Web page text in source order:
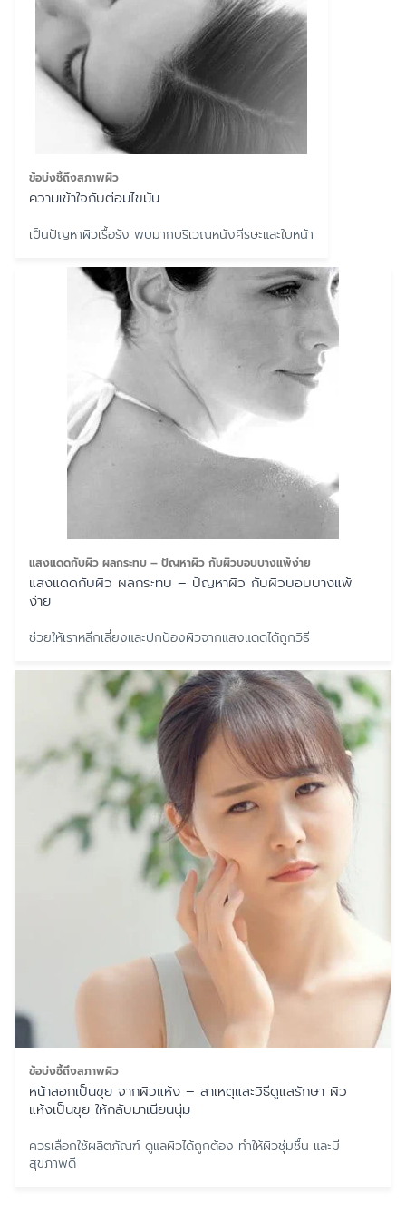
ข้อบ่งชี้ถึงสภาพผิว
ความเข้าใจกับต่อมไขมัน
เป็นปัญหาผิวเรื้อรัง พบมากบริเวณหนังศีรษะและใบหน้า
แสงแดดกับผิว ผลกระทบ – ปัญหาผิว กับผิวบอบบางแพ้ง่าย
แสงแดดกับผิว ผลกระทบ – ปัญหาผิว กับผิวบอบบางแพ้
ง่าย
ช่วยให้เราหลีกเลี่ยงและปกป้องผิวจากแสงแดดได้ถูกวิธี
ข้อบ่งชี้ถึงสภาพผิว
หน้าลอกเป็นขุย จากผิวแห้ง – สาเหตุและวิธีดูแลรักษา ผิว
แห้งเป็นขุย ให้กลับมาเนียนนุ่ม
ควรเลือกใช้ผลิตภัณฑ์ ดูแลผิวได้ถูกต้อง ทำให้ผิวชุ่มชื้น และมี
สุขภาพดี